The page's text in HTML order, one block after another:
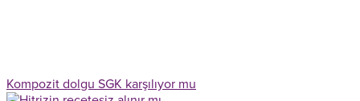
Kompozit dolgu SGK karşılıyor mu